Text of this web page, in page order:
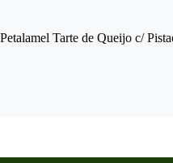
Petalamel Tarte de Queijo c/